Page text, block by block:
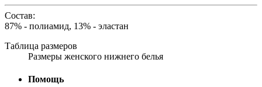
Состав:
87% - полиамид, 13% - эластан
Таблица размеров
Размеры женского нижнего белья
Помощь